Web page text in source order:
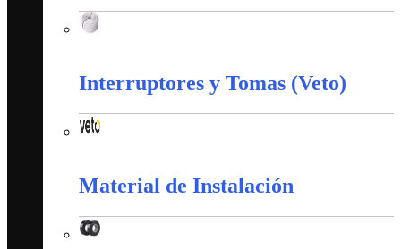
Interruptores y Tomas (Veto)
Material de Instalación